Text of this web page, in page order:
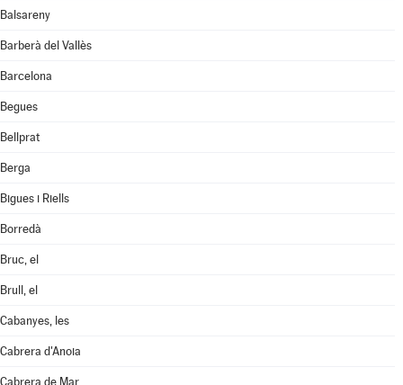
Balsareny
Barberà del Vallès
Barcelona
Begues
Bellprat
Berga
Bigues i Riells
Borredà
Bruc, el
Brull, el
Cabanyes, les
Cabrera d'Anoia
Cabrera de Mar